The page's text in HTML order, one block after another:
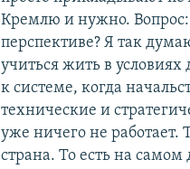
Кремлю и нужно. Вопрос:
перспективе? Я так
учиться жить в условиях
к системе, когда
технические и
уже ничего не работает.
страна. То есть на